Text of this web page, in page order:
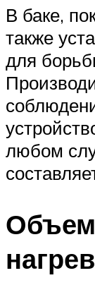
В баке,
также
для
любом